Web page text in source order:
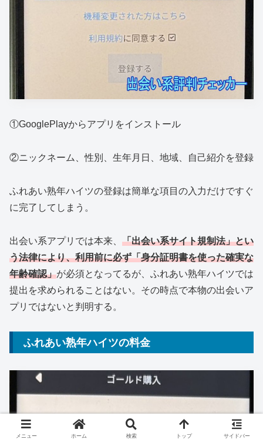
①GooglePlayからアプリをインストール
②ニックネーム、性別、生年月日、地域、自己紹介を登録
ふれあい熟年ハイツの登録は簡単な項目の入力だけですぐ
に完了してしまう。
出会い系アプリでは本来、 「出会い系サイト規制法」とい
う法律により、利用前に必ず「身分証明書を使った確実な
年齢確認」が必須となってるが、ふれあい熟年ハイツでは
提出を求められることはない。その時点で本物の出会いア
プリではないと判明する。
ふれあい熟年ハイツの料金
メニュー ホーム 検索 トップ サイドバー